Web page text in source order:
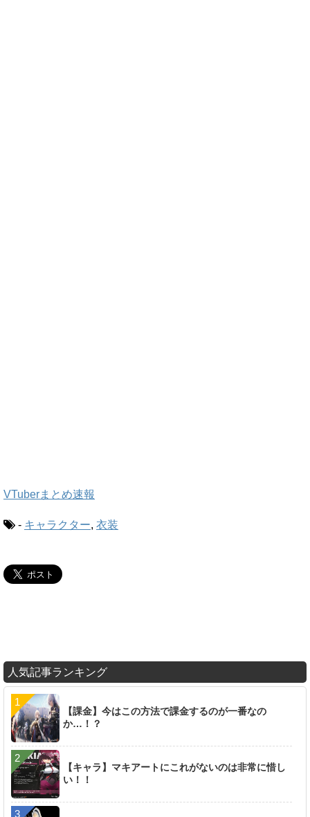
VTuberまとめ速報
- キャラクター, 衣装
人気記事ランキング
【課金】今はこの方法で課金するのが一番なの
か…！？
【キャラ】マキアートにこれがないのは非常に惜し
い！！